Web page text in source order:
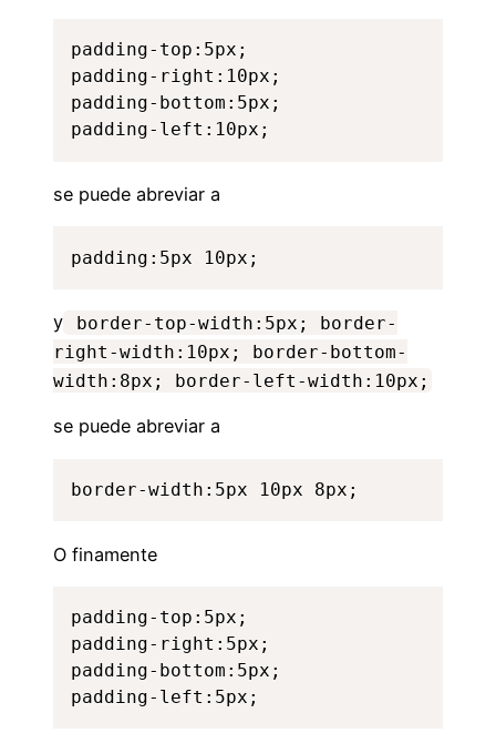
padding-top:5px;
padding-right:10px;
padding-bottom:5px;
padding-left:10px;
se puede abreviar a
padding:5px 10px;
y border-top-width:5px; border-
right-width:10px; border-bottom-
width:8px; border-left-width:10px;
se puede abreviar a
border-width:5px 10px 8px;
O finamente
padding-top:5px;
padding-right:5px;
padding-bottom:5px;
padding-left:5px;